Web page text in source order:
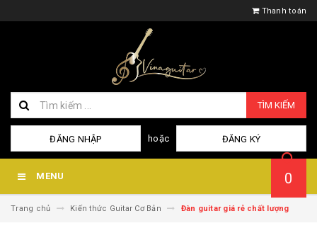
Thanh toán
TÌM KIẾM
ĐĂNG NHẬP hoặc ĐĂNG KÝ
MENU 0
Trang chủ Kiến thức Guitar Cơ Bản Đàn guitar giá rẻ chất lượng